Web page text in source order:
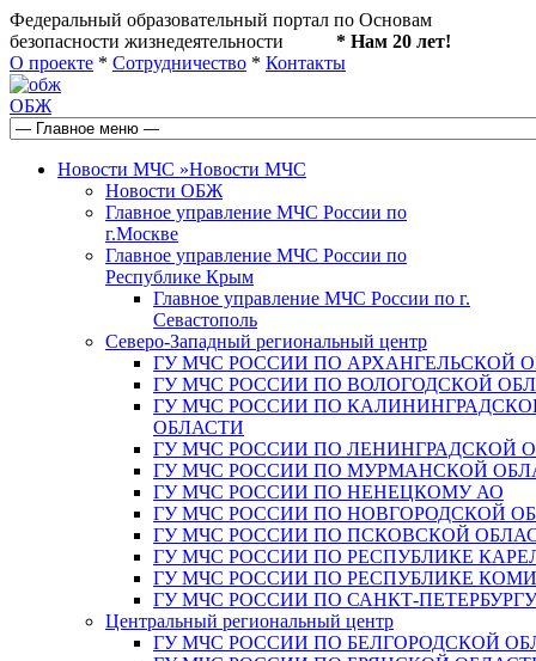
Федеральный образовательный портал по Основам
безопасности жизнедеятельности * Нам 20 лет!
О проекте * Сотрудничество * Контакты
ОБЖ
Новости МЧС »Новости МЧС
Новости ОБЖ
Главное управление МЧС России по
г.Москве
Главное управление МЧС России по
Республике Крым
Главное управление МЧС России по г.
Севастополь
Северо-Западный региональный центр
ГУ МЧС РОССИИ ПО АРХАНГЕЛЬСКОЙ
ГУ МЧС РОССИИ ПО ВОЛОГОДСКОЙ
ГУ МЧС РОССИИ ПО
ОБЛАСТИ
ГУ МЧС РОССИИ ПО ЛЕНИНГРАДСКОЙ
ГУ МЧС РОССИИ ПО МУРМАНСКОЙ
ГУ МЧС РОССИИ ПО НЕНЕЦКОМУ АО
ГУ МЧС РОССИИ ПО НОВГОРОДСКОЙ
ГУ МЧС РОССИИ ПО ПСКОВСКОЙ
ГУ МЧС РОССИИ ПО РЕСПУБЛИКЕ
ГУ МЧС РОССИИ ПО РЕСПУБЛИКЕ КОМИ
ГУ МЧС РОССИИ ПО САНКТ-ПЕТЕРБУРГУ
Центральный региональный центр
ГУ МЧС РОССИИ ПО БЕЛГОРОДСКОЙ